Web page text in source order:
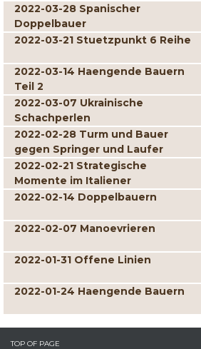
2022-03-28 Spanischer
Doppelbauer
2022-03-21 Stuetzpunkt 6 Reihe
2022-03-14 Haengende Bauern
Teil 2
2022-03-07 Ukrainische
Schachperlen
2022-02-28 Turm und Bauer
gegen Springer und Laufer
2022-02-21 Strategische
Momente im Italiener
2022-02-14 Doppelbauern
2022-02-07 Manoevrieren
2022-01-31 Offene Linien
2022-01-24 Haengende Bauern
TOP OF PAGE